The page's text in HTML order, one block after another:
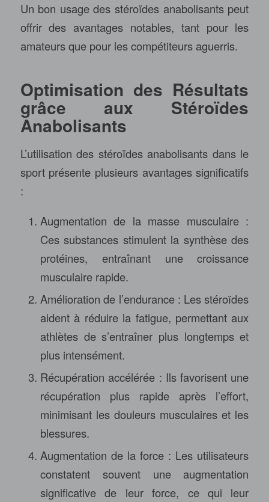
Un bon usage des stéroïdes anabolisants peut
offrir des avantages notables, tant pour les
amateurs que pour les compétiteurs aguerris.
Optimisation des Résultats
grâce aux Stéroïdes
Anabolisants
L’utilisation des stéroïdes anabolisants dans le
sport présente plusieurs avantages significatifs
:
Augmentation de la masse musculaire :
Ces substances stimulent la synthèse des
protéines, entraînant une croissance
musculaire rapide.
Amélioration de l’endurance : Les stéroïdes
aident à réduire la fatigue, permettant aux
athlètes de s’entraîner plus longtemps et
plus intensément.
Récupération accélérée : Ils favorisent une
récupération plus rapide après l’effort,
minimisant les douleurs musculaires et les
blessures.
Augmentation de la force : Les utilisateurs
constatent souvent une augmentation
significative de leur force, ce qui leur